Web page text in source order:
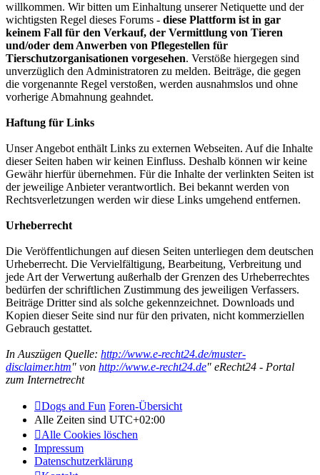
willkommen. Wir bitten um Einhaltung unserer Netiquette und der
wichtigsten Regel dieses Forums - diese Plattform ist in gar
keinem Fall für den Verkauf, der Vermittlung von Tieren
und/oder dem Anwerben von Pflegestellen für
Tierschutzorganisationen vorgesehen. Verstöße hiergegen sind
unverzüglich den Administratoren zu melden. Beiträge, die gegen
die vorgenannte Regel verstoßen, werden ausnahmslos und ohne
vorherige Abmahnung geahndet.
Haftung für Links
Unser Angebot enthält Links zu externen Webseiten. Auf die Inhalte
dieser Seiten haben wir keinen Einfluss. Deshalb können wir keine
Gewähr hierfür übernehmen. Für die Inhalte der verlinkten Seiten ist
der jeweilige Anbieter verantwortlich. Bei bekannt werden von
Rechtsverletzungen werden wir diese Links umgehend entfernen.
Urheberrecht
Die Veröffentlichungen auf diesen Seiten unterliegen dem deutschen
Urheberrecht. Die Vervielfältigung, Bearbeitung, Verbreitung und
jede Art der Verwertung außerhalb der Grenzen des Urheberrechtes
bedürfen der schriftlichen Zustimmung des jeweiligen Verfassers.
Beiträge Dritter sind als solche gekennzeichnet. Downloads und
Kopien dieser Seite sind nur für den privaten, nicht kommerziellen
Gebrauch gestattet.
In Auszügen Quelle: http://www.e-recht24.de/muster-
disclaimer.htm" von http://www.e-recht24.de" eRecht24 - Portal
zum Internetrecht
Dogs and Fun Foren-Übersicht
Alle Zeiten sind UTC+02:00
Alle Cookies löschen
Impressum
Datenschutzerklärung